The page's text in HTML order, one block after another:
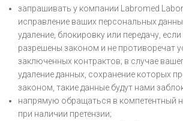
запрашивать у компании Labromed
исправление ваших персональных
удаление, блокировку или передачу, если
разрешены законом и не противоречат
заключенных контрактов; в случае
удаление данных, сохранение которых
законом, такие данные будут нами
напрямую обращаться в компетентный
при наличии претензии;